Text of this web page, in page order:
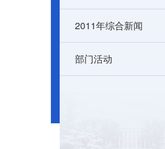
2011年综合新闻
部门活动